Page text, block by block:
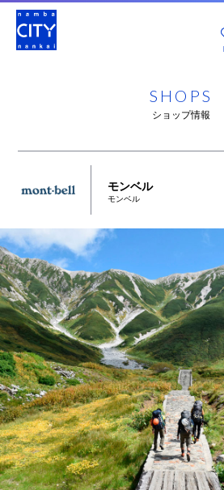
SHOPS
ショップ情報
モンベル
モンベル